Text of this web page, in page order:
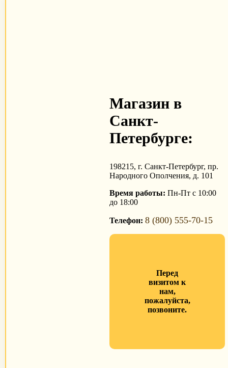
Магазин в
Санкт-
Петербурге:
198215, г. Санкт-Петербург, пр.
Народного Ополчения, д. 101
Время работы: Пн-Пт с 10:00
до 18:00
Телефон:8 (800) 555-70-15
Перед
визитом к
нам,
пожалуйста,
позвоните.